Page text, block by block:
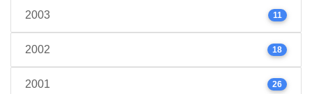
2003 11
2002 18
2001 26